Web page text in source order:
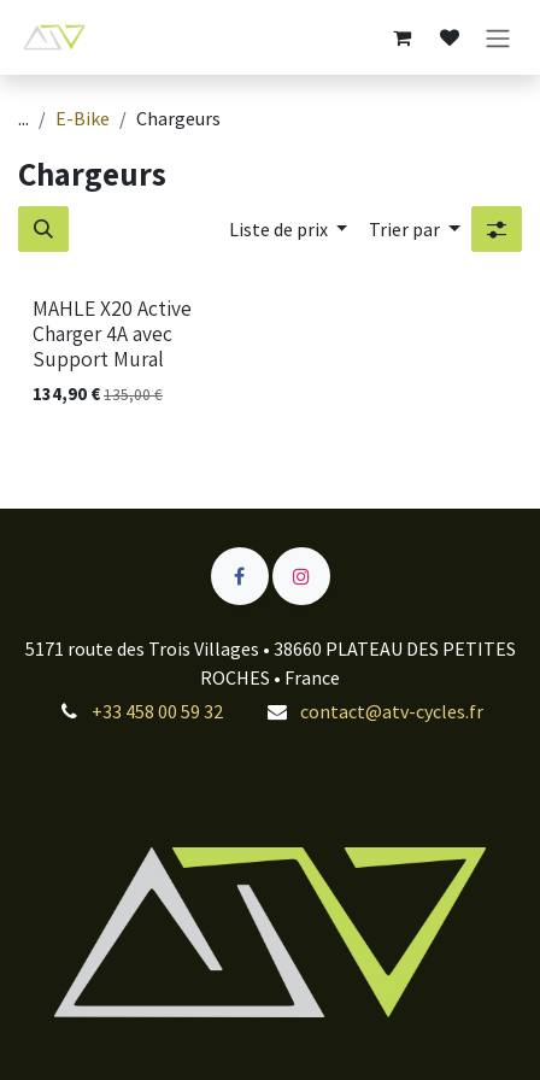
... E-Bike Chargeurs
Chargeurs
Liste de prix Trier par
MAHLE X20 Active
Charger 4A avec
Support Mural
134,90 €135,00€
5171 route des Trois Villages • 38660 PLATEAU DES PETITES
ROCHES • France
+33 458 00 59 32
contact@atv-cycles.fr